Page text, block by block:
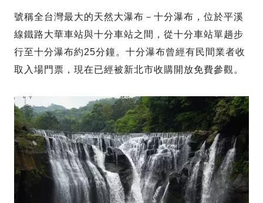
號稱全台灣最大的天然大瀑布－十分瀑布，位於平溪
線鐵路大華車站與十分車站之間，從十分車站單趟步
行至十分瀑布約25分鐘。十分瀑布曾經有民間業者收
取入場門票，現在已經被新北市收購開放免費參觀。